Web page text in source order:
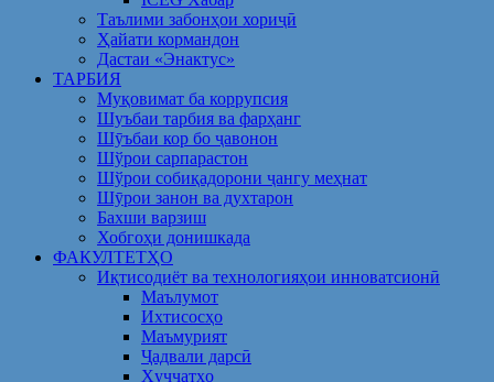
Таълими забонҳои хориҷӣ
Ҳайати кормандон
Дастаи «Энактус»
ТАРБИЯ
Муқовимат ба коррупсия
Шуъбаи тарбия ва фарҳанг
Шӯъбаи кор бо ҷавонон
Шўрои сарпарастон
Шўрои собиқадорони ҷангу меҳнат
Шӯрои занон ва духтарон
Бахши варзиш
Хобгоҳи донишкада
ФАКУЛТЕТҲО
Иқтисодиёт ва технологияҳои инноватсионӣ
Маълумот
Ихтисосҳо
Маъмурият
Ҷадвали дарсӣ
Ҳуҷҷатҳо